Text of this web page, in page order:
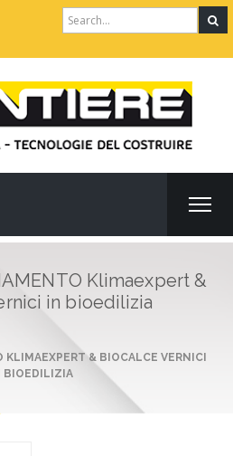
Search
for:
Klimaexpert &
in bioedilizia
KLIMAEXPERT & BIOCALCE VERNICI
BIOEDILIZIA